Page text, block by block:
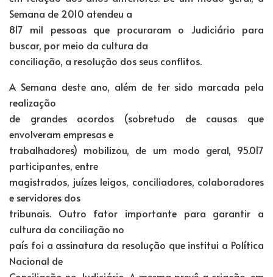
Semana de 2010 atendeu a
817 mil pessoas que procuraram o Judiciário para
buscar, por meio da cultura da
conciliação, a resolução dos seus conflitos.
A Semana deste ano, além de ter sido marcada pela
realização
de grandes acordos (sobretudo de causas que
envolveram empresas e
trabalhadores) mobilizou, de um modo geral, 95.017
participantes, entre
magistrados, juízes leigos, conciliadores, colaboradores
e servidores dos
tribunais. Outro fator importante para garantir a
cultura da conciliação no
país foi a assinatura da resolução que institui a Política
Nacional de